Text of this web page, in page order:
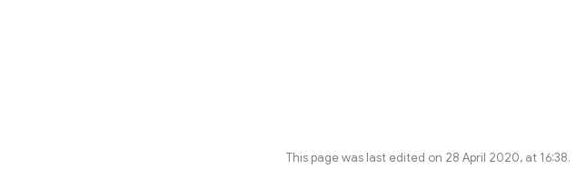
This page was last edited on 28 April 2020, at 16:38.